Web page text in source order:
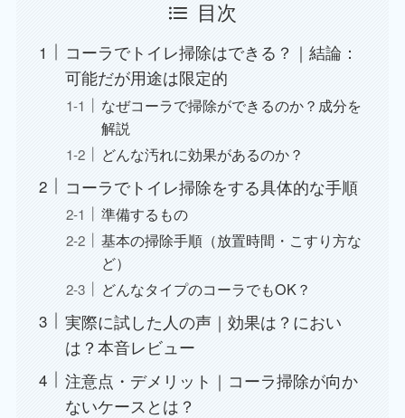
目次
コーラでトイレ掃除はできる？｜結論：
可能だが用途は限定的
なぜコーラで掃除ができるのか？成分を
解説
どんな汚れに効果があるのか？
コーラでトイレ掃除をする具体的な手順
準備するもの
基本の掃除手順（放置時間・こすり方な
ど）
どんなタイプのコーラでもOK？
実際に試した人の声｜効果は？におい
は？本音レビュー
注意点・デメリット｜コーラ掃除が向か
ないケースとは？